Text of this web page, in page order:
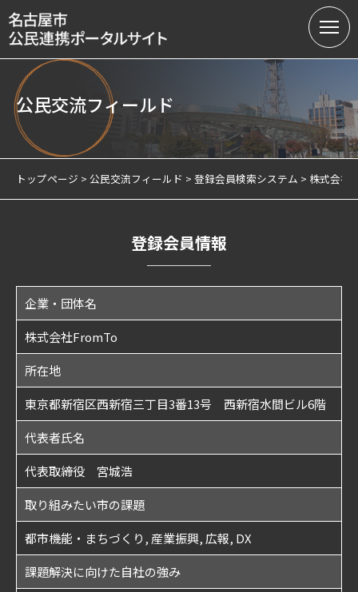
名古屋市の公民連携
提案募集中の課題（テーマ型）
提案受付（テーマ型・フリー型）
サテライトオフィスについて
公民交流フィールド
トップページ 公民交流フィールド 登録会員検索システム 株式会社
登録会員情報
企業・団体名
株式会社FromTo
所在地
東京都新宿区西新宿三丁目3番13号 西新宿水間ビル6階
代表者氏名
代表取締役 宮城浩
取り組みたい市の課題
都市機能・まちづくり, 産業振興, 広報, DX
課題解決に向けた自社の強み